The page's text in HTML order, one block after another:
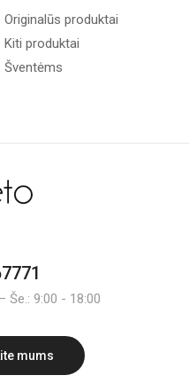
Originalūs produktai
Kiti produktai
Šventėms
Še.: 9:00 - 18:00
mums